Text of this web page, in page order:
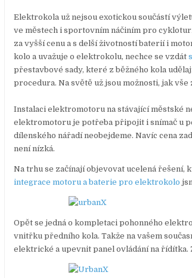
Elektrokola už nejsou exotickou součástí
ve městech i sportovním náčiním pro
za vyšší cenu a s delší životností baterií i
kolo a uvažuje o elektrokolu, nechce se vzdát
přestavbové sady, které z běžného kola
procedura. Na světě už jsou možnosti, jak
Instalaci elektromotoru na stávající městské
elektromotoru je potřeba připojit i snímač u
dílenského nářadí neobejdeme. Navíc cena
není nízká.
Na trhu se začínají objevovat ucelená řešení,
integrace motoru a baterie pro elektrokolo
Opět se jedná o kompletaci pohonného
vnitřku předního kola. Takže na vašem
elektrické a upevnit panel ovládání na